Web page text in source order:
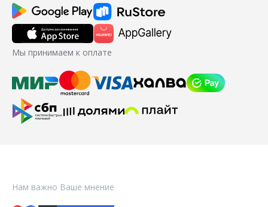
Мы принимаем к оплате
Нам важно Ваше мнение